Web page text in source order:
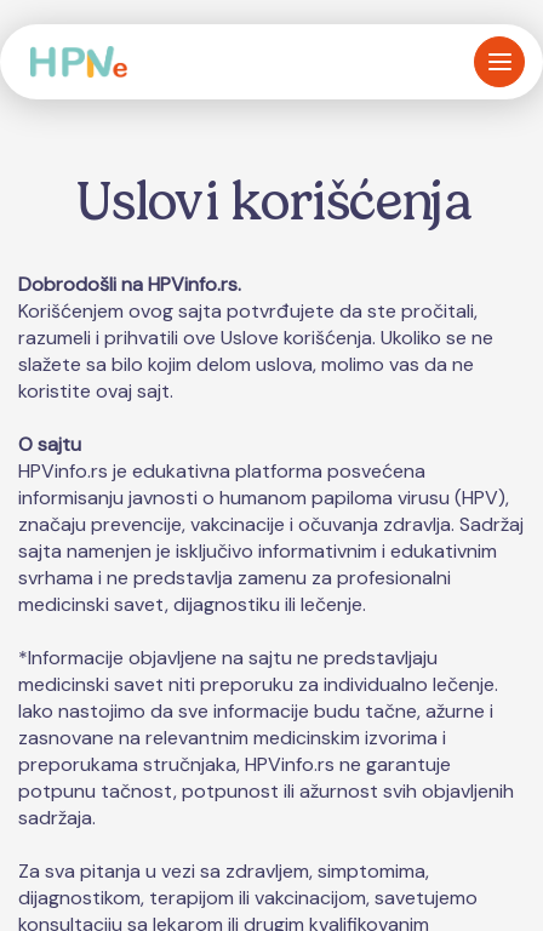
Uslovi korišćenja
Dobrodošli na HPVinfo.rs.
Korišćenjem ovog sajta potvrđujete da ste pročitali,
razumeli i prihvatili ove Uslove korišćenja. Ukoliko se ne
slažete sa bilo kojim delom uslova, molimo vas da ne
koristite ovaj sajt.
O sajtu
HPVinfo.rs je edukativna platforma posvećena
informisanju javnosti o humanom papiloma virusu (HPV),
značaju prevencije, vakcinacije i očuvanja zdravlja. Sadržaj
sajta namenjen je isključivo informativnim i edukativnim
svrhama i ne predstavlja zamenu za profesionalni
medicinski savet, dijagnostiku ili lečenje.
*Informacije objavljene na sajtu ne predstavljaju
medicinski savet niti preporuku za individualno lečenje.
Iako nastojimo da sve informacije budu tačne, ažurne i
zasnovane na relevantnim medicinskim izvorima i
preporukama stručnjaka, HPVinfo.rs ne garantuje
potpunu tačnost, potpunost ili ažurnost svih objavljenih
sadržaja.
Za sva pitanja u vezi sa zdravljem, simptomima,
dijagnostikom, terapijom ili vakcinacijom, savetujemo
konsultaciju sa lekarom ili drugim kvalifikovanim